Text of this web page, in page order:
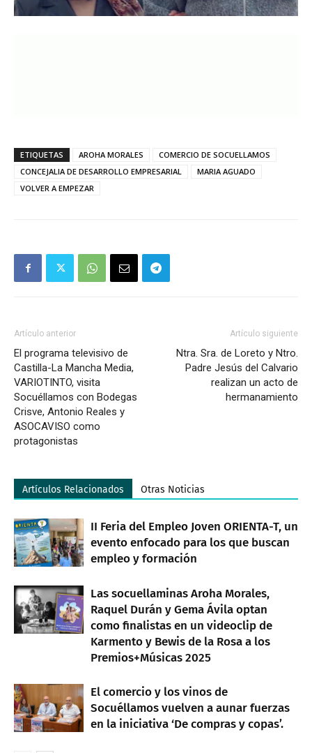
ETIQUETAS AROHA MORALES
COMERCIO DE SOCUELLAMOS
CONCEJALIA DE DESARROLLO EMPRESARIAL
MARIA AGUADO
VOLVER A EMPEZAR
Artículo anterior
El programa televisivo de
Castilla-La Mancha Media,
VARIOTINTO, visita
Socuéllamos con Bodegas
Crisve, Antonio Reales y
ASOCAVISO como
protagonistas
Artículo siguiente
Ntra. Sra. de Loreto y Ntro.
Padre Jesús del Calvario
realizan un acto de
hermanamiento
Artículos Relacionados Otras Noticias
II Feria del Empleo Joven ORIENTA-T, un
evento enfocado para los que buscan
empleo y formación
Las socuellaminas Aroha Morales,
Raquel Durán y Gema Ávila optan
como finalistas en un videoclip de
Karmento y Bewis de la Rosa a los
Premios+Músicas 2025
El comercio y los vinos de
Socuéllamos vuelven a aunar fuerzas
en la iniciativa ‘De compras y copas’.